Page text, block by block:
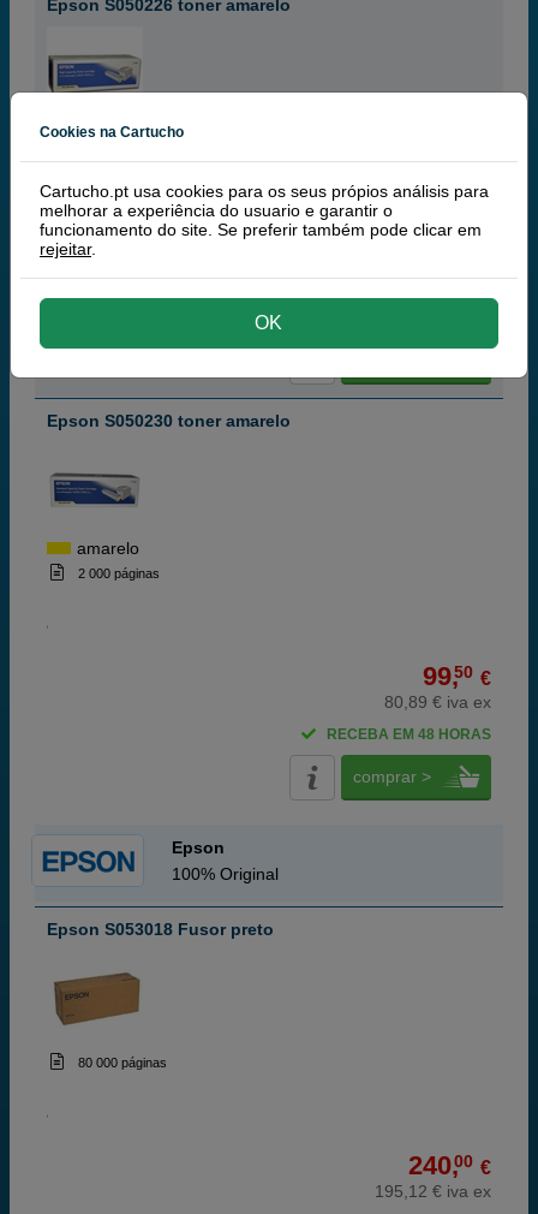
Epson S050226 toner amarelo
amarelo
Epson S050230 toner amarelo
amarelo
2 000 páginas
99,50 €
80,89 € iva ex
RECEBA EM 48 HORAS
comprar >
Epson
100% Original
Epson S053018 Fusor preto
80 000 páginas
240,00 €
195,12 € iva ex
Cookies na Cartucho
Cartucho.pt usa cookies para os seus própios análisis para
melhorar a experiência do usuario e garantir o
funcionamento do site. Se preferir também pode clicar em
rejeitar.
OK